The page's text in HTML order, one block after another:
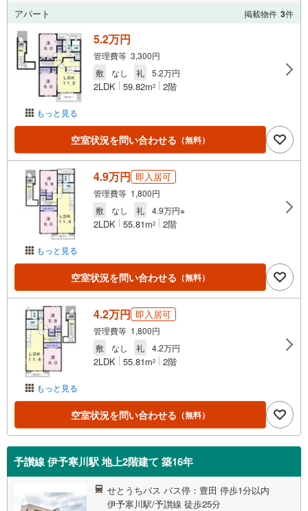
アパート 掲載物件 3件
もっと見る
5.2万円
管理費等 3,300円
敷
なし 礼 5.2万円
2LDK 59.82m2 2階
空室状況を問い合わせる （無料）
もっと見る
4.9万円 即入居可
管理費等 1,800円
敷
なし 礼 4.9万円※
2LDK 55.81m2 2階
空室状況を問い合わせる （無料）
もっと見る
4.2万円 即入居可
管理費等 1,800円
敷
なし 礼 4.2万円
2LDK 55.81m2 2階
空室状況を問い合わせる （無料）
予讃線 伊予寒川駅 地上2階建て 築16年
せとうちバス バス停：豊田 停歩1分以内
伊予寒川駅/予讃線 徒歩25分